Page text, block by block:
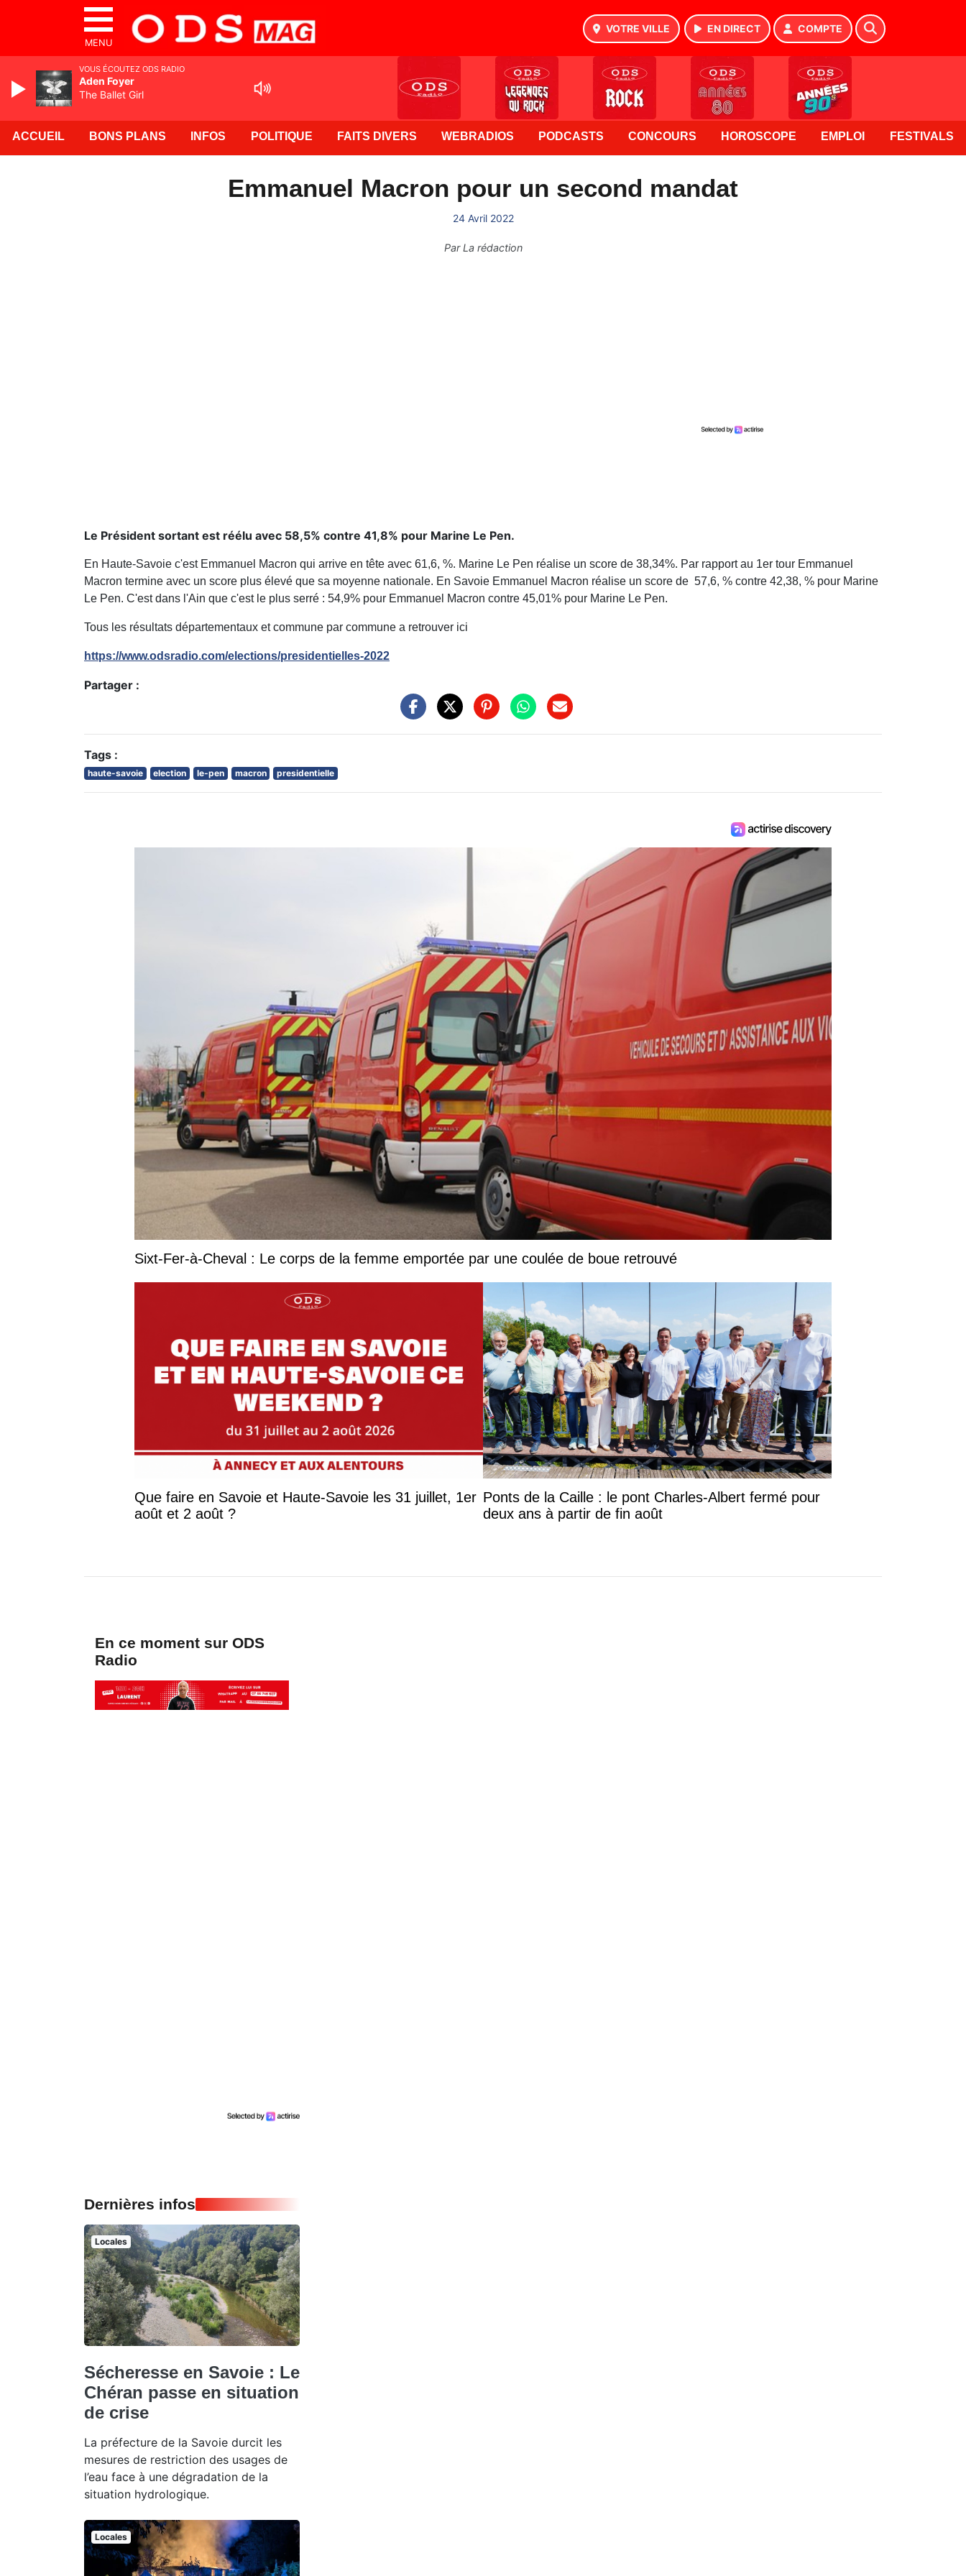
MENU
VOTRE VILLE EN DIRECT COMPTE
ACCUEIL BONS PLANS INFOS POLITIQUE FAITS DIVERS WEBRADIOS PODCASTS CONCOURS HOROSCOPE EMPLOI FESTIVALS
Emmanuel Macron pour un second mandat
24 Avril 2022
ParLa rédaction
Le Président sortant est réélu avec 58,5% contre 41,8% pour Marine Le Pen.
En Haute-Savoie c'est Emmanuel Macron qui arrive en tête avec 61,6, %. Marine Le Pen réalise un score de 38,34%. Par rapport au 1er tour Emmanuel
Macron termine avec un score plus élevé que sa moyenne nationale. En Savoie Emmanuel Macron réalise un score de 57,6, % contre 42,38, % pour Marine
Le Pen. C'est dans l'Ain que c'est le plus serré : 54,9% pour Emmanuel Macron contre 45,01% pour Marine Le Pen.
Tous les résultats départementaux et commune par commune a retrouver ici
https://www.odsradio.com/elections/presidentielles-2022
Partager :
Tags :
haute-savoie election le-pen macron presidentielle
Sixt-Fer-à-Cheval : Le corps de la femme emportée par une coulée de boue retrouvé
Que faire en Savoie et Haute-Savoie les 31 juillet, 1er
août et 2 août ?
Ponts de la Caille : le pont Charles-Albert fermé pour
deux ans à partir de fin août
En ce moment sur ODS
Radio
Dernières infos
Locales
Sécheresse en Savoie : Le
Chéran passe en situation
de crise
La préfecture de la Savoie durcit les
mesures de restriction des usages de
l’eau face à une dégradation de la
situation hydrologique.
Locales
VOUS ÉCOUTEZ ODS RADIO
Aden Foyer
The Ballet Girl